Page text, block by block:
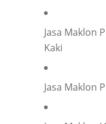
Jasa Maklon
Kaki
Jasa Maklon